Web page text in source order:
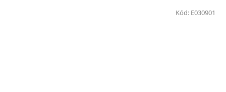
Kód: E030901